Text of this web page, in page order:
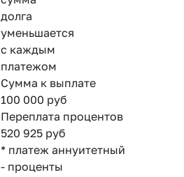
долга
уменьшается
с каждым
платежом
Сумма к выплате
100 000 руб
Переплата процентов
520 925 руб
* платеж аннуитетный
- проценты